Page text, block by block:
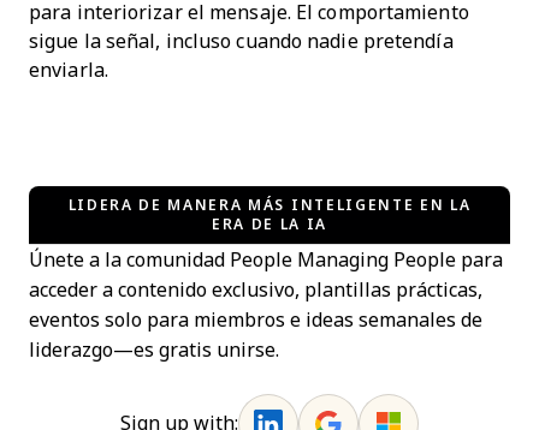
para interiorizar el mensaje. El comportamiento
sigue la señal, incluso cuando nadie pretendía
enviarla.
LIDERA DE MANERA MÁS INTELIGENTE EN LA
ERA DE LA IA
Únete a la comunidad People Managing People para
acceder a contenido exclusivo, plantillas prácticas,
eventos solo para miembros e ideas semanales de
liderazgo—es gratis unirse.
Sign up with: